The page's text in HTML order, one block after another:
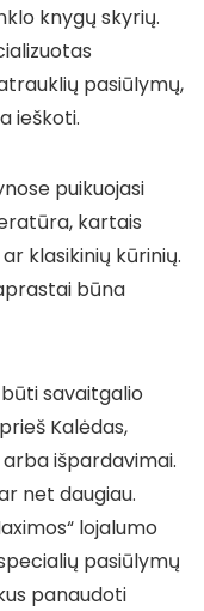
knygų skyrių.
pasiūlymų,
ieškoti.
puikuojasi
kartais
klasikinių kūrinių.
būna
savaitgalio
Kalėdas,
išpardavimai.
net daugiau.
lojalumo
pasiūlymų
panaudoti